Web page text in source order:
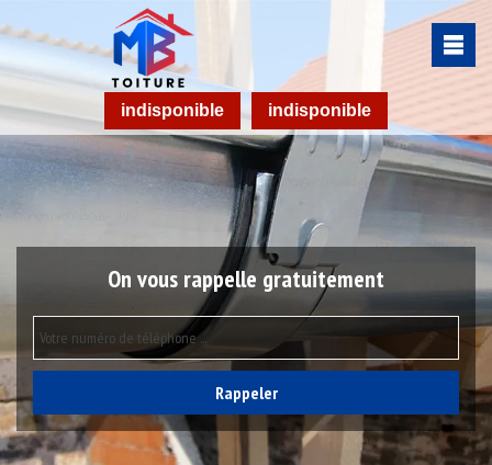
indisponible indisponible
On vous rappelle gratuitement